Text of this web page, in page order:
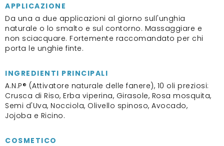
APPLICAZIONE
Da una a due applicazioni al giorno sull'unghia
naturale o lo smalto e sul contorno. Massaggiare e
non sciacquare. Fortemente raccomandato per chi
porta le unghie finte.
INGREDIENTI PRINCIPALI
A.N.P® (Attivatore naturale delle fanere), 10 oli preziosi:
Crusca di Riso, Erba viperina, Girasole, Rosa mosquita,
Semi d'Uva, Nocciola, Olivello spinoso, Avocado,
Jojoba e Ricino.
COSMETICO